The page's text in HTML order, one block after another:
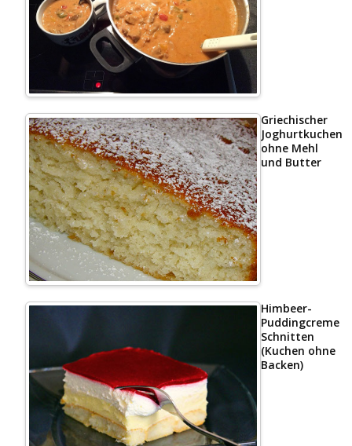
Griechischer
Joghurtkuchen
ohne Mehl
und Butter
Himbeer-
Puddingcreme
Schnitten
(Kuchen ohne
Backen)